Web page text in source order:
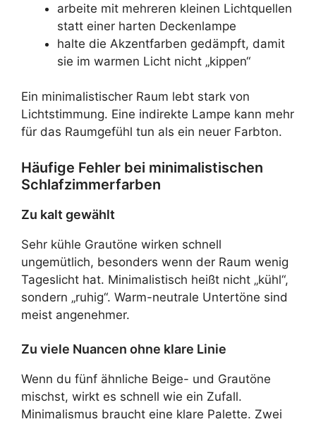
arbeite mit mehreren kleinen Lichtquellen
statt einer harten Deckenlampe
halte die Akzentfarben gedämpft, damit
sie im warmen Licht nicht „kippen“
Ein minimalistischer Raum lebt stark von
Lichtstimmung. Eine indirekte Lampe kann mehr
für das Raumgefühl tun als ein neuer Farbton.
Häufige Fehler bei minimalistischen
Schlafzimmerfarben
Zu kalt gewählt
Sehr kühle Grautöne wirken schnell
ungemütlich, besonders wenn der Raum wenig
Tageslicht hat. Minimalistisch heißt nicht „kühl“,
sondern „ruhig“. Warm-neutrale Untertöne sind
meist angenehmer.
Zu viele Nuancen ohne klare Linie
Wenn du fünf ähnliche Beige- und Grautöne
mischst, wirkt es schnell wie ein Zufall.
Minimalismus braucht eine klare Palette. Zwei